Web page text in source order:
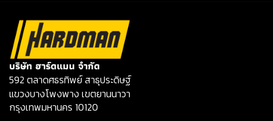
บริษัท ฮาร์ดแมน จำกัด
592 ตลาดศธรทิพย์ สาธุประดิษฐ์
แขวงบางโพงพาง เขตยานนาวา
กรุงเทพมหานคร 10120